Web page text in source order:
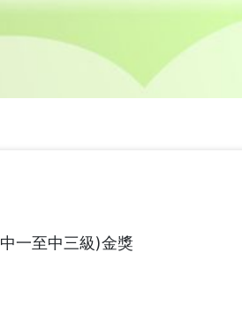
中一至中三級)金獎